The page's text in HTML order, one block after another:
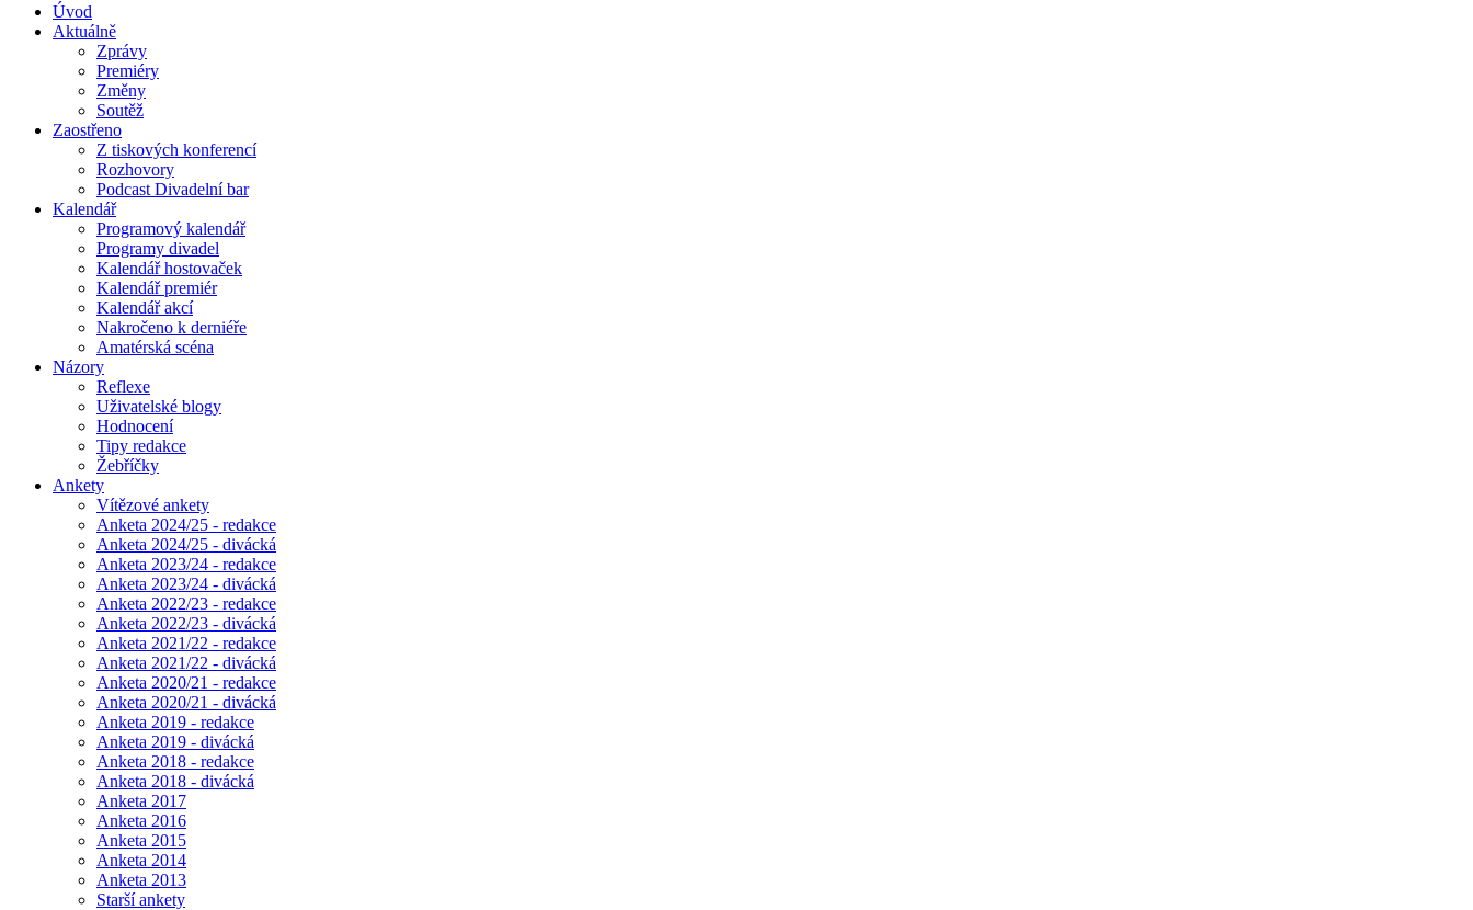
Úvod
Aktuálně
Zprávy
Premiéry
Změny
Soutěž
Zaostřeno
Z tiskových konferencí
Rozhovory
Podcast Divadelní bar
Kalendář
Programový kalendář
Programy divadel
Kalendář hostovaček
Kalendář premiér
Kalendář akcí
Nakročeno k derniéře
Amatérská scéna
Názory
Reflexe
Uživatelské blogy
Hodnocení
Tipy redakce
Žebříčky
Ankety
Vítězové ankety
Anketa 2024/25 - redakce
Anketa 2024/25 - divácká
Anketa 2023/24 - redakce
Anketa 2023/24 - divácká
Anketa 2022/23 - redakce
Anketa 2022/23 - divácká
Anketa 2021/22 - redakce
Anketa 2021/22 - divácká
Anketa 2020/21 - redakce
Anketa 2020/21 - divácká
Anketa 2019 - redakce
Anketa 2019 - divácká
Anketa 2018 - redakce
Anketa 2018 - divácká
Anketa 2017
Anketa 2016
Anketa 2015
Anketa 2014
Anketa 2013
Starší ankety